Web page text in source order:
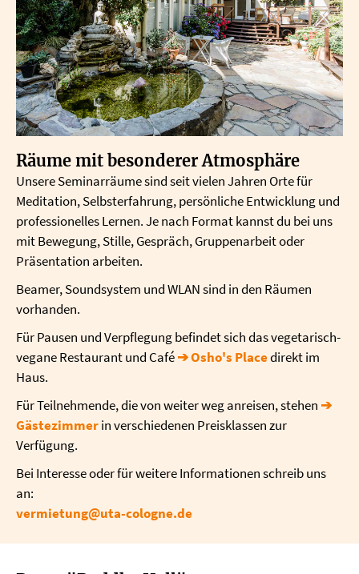
Räume mit besonderer Atmosphäre
Unsere Seminarräume sind seit vielen Jahren Orte für
Meditation, Selbsterfahrung, persönliche Entwicklung und
professionelles Lernen. Je nach Format kannst du bei uns
mit Bewegung, Stille, Gespräch, Gruppenarbeit oder
Präsentation arbeiten.
Beamer, Soundsystem und WLAN sind in den Räumen
vorhanden.
Für Pausen und Verpflegung befindet sich das vegetarisch-
vegane Restaurant und Café➔ Osho's Placedirekt im
Haus.
Für Teilnehmende, die von weiter weg anreisen, stehen ➔
Gästezimmerin verschiedenen Preisklassen zur
Verfügung.
Bei Interesse oder für weitere Informationen schreib uns
an:
vermietung@uta-cologne.de